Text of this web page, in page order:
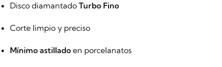
Disco diamantado Turbo Fino
Corte limpio y preciso
Mínimo astillado en porcelanatos